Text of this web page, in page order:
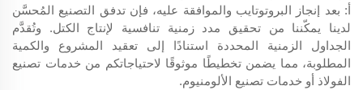
أ: بعد إنجاز البروتوتايب والموافقة عليه، فإن تدفق التصنيع المُحسَّن
لدينا يمكّننا من تحقيق مدد زمنية تنافسية لإنتاج الكتل. وتُقدَّم
الجداول الزمنية المحددة استنادًا إلى تعقيد المشروع والكمية
المطلوبة، مما يضمن تخطيطًا موثوقًا لاحتياجاتكم من خدمات تصنيع
الفولاذ أو خدمات تصنيع الألومنيوم.